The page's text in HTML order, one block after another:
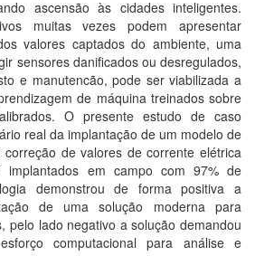
ascensão às cidades inteligentes.
muitas vezes podem apresentar
valores captados do ambiente, uma
sensores danificados ou desregulados,
e manutencão, pode ser viabilizada a
de máquina treinados sobre
O presente estudo de caso
real da implantação de um modelo de
de valores de corrente elétrica
implantados em campo com 97% de
demonstrou de forma positiva a
de uma solução moderna para
pelo lado negativo a solução demandou
computacional para análise e